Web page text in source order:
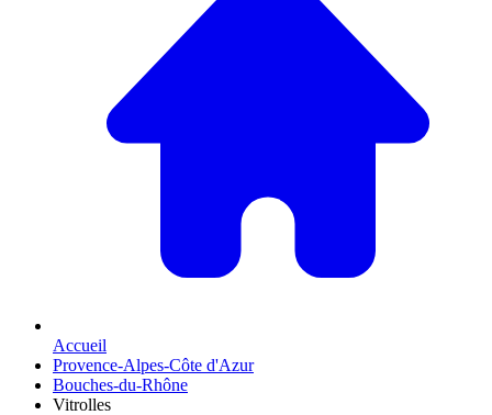
Accueil
Provence-Alpes-Côte d'Azur
Bouches-du-Rhône
Vitrolles